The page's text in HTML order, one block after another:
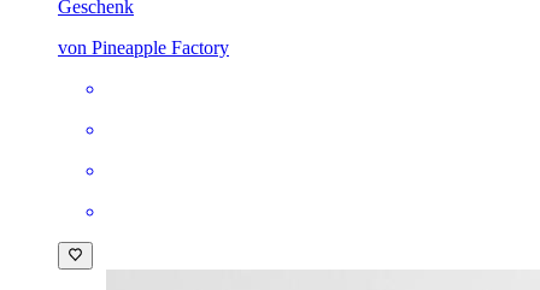
Geschenk
von Pineapple Factory